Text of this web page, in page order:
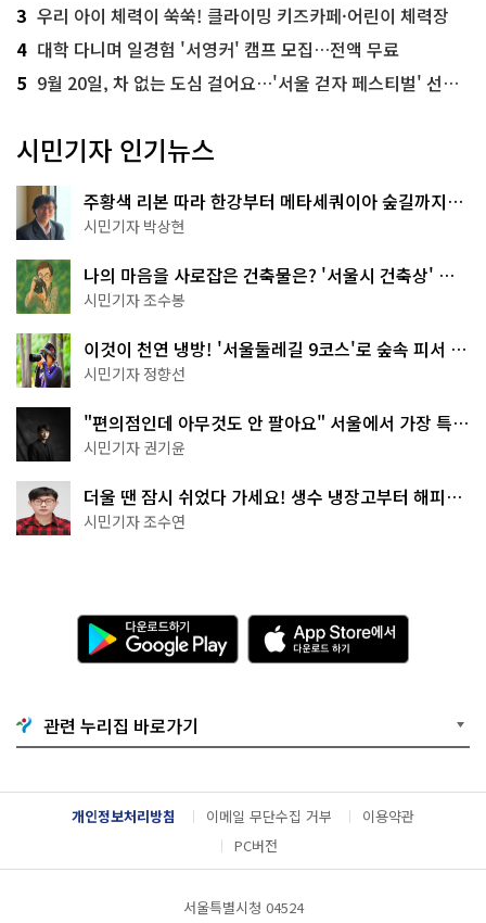
3 우리 아이 체력이 쑥쑥! 클라이밍 키즈카페·어린이 체력장
4 대학 다니며 일경험 '서영커' 캠프 모집…전액 무료
5 9월 20일, 차 없는 도심 걸어요…'서울 걷자 페스티벌' 선착순 5천명
시민기자 인기뉴스
주황색 리본 따라 한강부터 메타세쿼이아 숲길까지…
서울둘레길 15코스
시민기자 박상현
나의 마음을 사로잡은 건축물은? '서울시 건축상' 수
상작 공개!
시민기자 조수봉
이것이 천연 냉방! '서울둘레길 9코스'로 숲속 피서 떠
나볼까
시민기자 정향선
"편의점인데 아무것도 안 팔아요" 서울에서 가장 특별
한 편의점의 정체
시민기자 권기윤
더울 땐 잠시 쉬었다 가세요! 생수 냉장고부터 해피소
·무더위쉼터까지
시민기자 조수연
다
운
로
기
G
o
g
l
e
A
p
p
e
서
다
운
관련 누리집 바로가기
개인정보처리방침 이메일 무단수집 거부
이용약관
PC버전
서울특별시청 04524